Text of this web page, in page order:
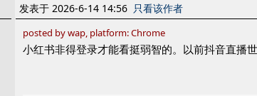
发表于 2026-6-14 14:56 只看该作者
posted by wap, platform: Chrome
小红书非得登录才能看挺弱智的。以前抖音直播